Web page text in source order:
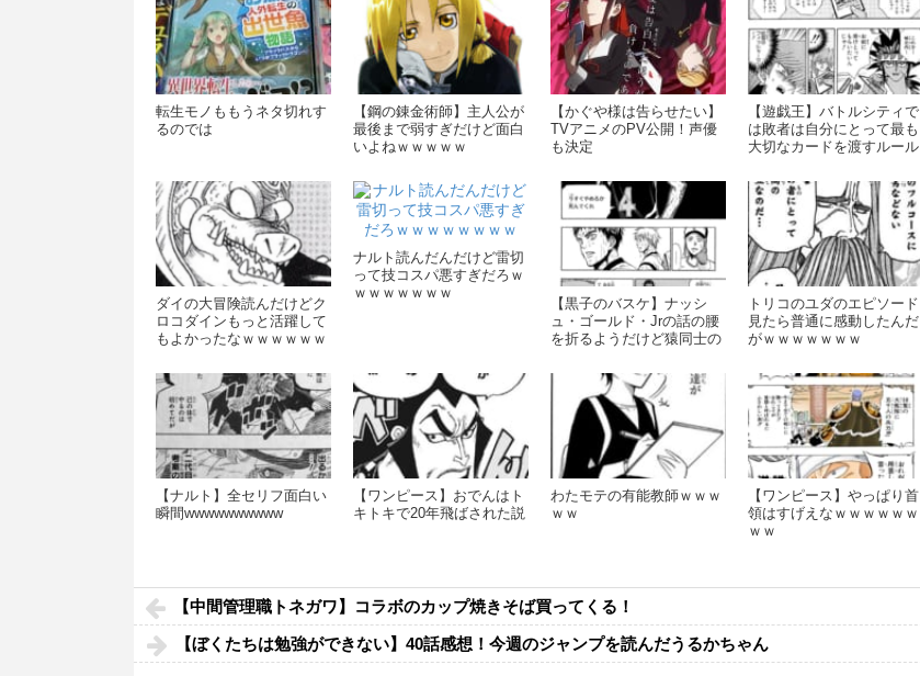
転生モノももうネタ切れす
るのでは
【鋼の錬金術師】主人公が
最後まで弱すぎだけど面白
いよねｗｗｗｗｗ
【かぐや様は告らせたい】
TVアニメのPV公開！声優
も決定
【遊戯王】バトルシティで
は敗者は自分にとって最も
大切なカードを渡すルール
ダイの大冒険読んだけどク
ロコダインもっと活躍して
もよかったなｗｗｗｗｗｗ
ナルト読んだんだけど雷切
って技コスパ悪すぎだろｗ
ｗｗｗｗｗｗｗ
【黒子のバスケ】ナッシ
ュ・ゴールド・Jrの話の腰
を折るようだけど猿同士の
トリコのユダのエピソード
見たら普通に感動したんだ
がｗｗｗｗｗｗｗ
【ナルト】全セリフ面白い
瞬間wwwwwwwwww
【ワンピース】おでんはト
キトキで20年飛ばされた説
わたモテの有能教師ｗｗｗ
ｗｗ
【ワンピース】やっぱり首
領はすげえなｗｗｗｗｗｗ
ｗｗ
【中間管理職トネガワ】コラボのカップ焼きそば買ってくる！
【ぼくたちは勉強ができない】40話感想！今週のジャンプを読んだうるかちゃん